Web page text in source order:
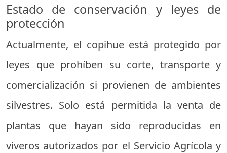
Estado de conservación y leyes de
protección
Actualmente, el copihue está protegido por
leyes que prohíben su corte, transporte y
comercialización si provienen de ambientes
silvestres. Solo está permitida la venta de
plantas que hayan sido reproducidas en
viveros autorizados por el Servicio Agrícola y